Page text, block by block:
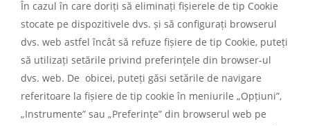
În cazul în care doriți să eliminați fișierele de tip Cookie
stocate pe dispozitivele dvs. și să configurați browserul
dvs. web astfel încât să refuze fișiere de tip Cookie, puteți
să utilizați setările privind preferințele din browser-ul
dvs. web. De obicei, puteți găsi setările de navigare
referitoare la fișiere de tip cookie în meniurile „Opțiuni”,
„Instrumente” sau „Preferințe” din browserul web pe